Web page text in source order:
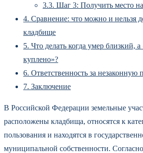
3.3. Шаг 3: Получить место
4. Сравнение: что можно и нельзя
кладбище
5. Что делать когда умер близкий,
куплено»?
6. Ответственность за незаконную
7. Заключение
В Российской Федерации земельные
расположены кладбища, относятся к
пользования и находятся в
муниципальной собственности.